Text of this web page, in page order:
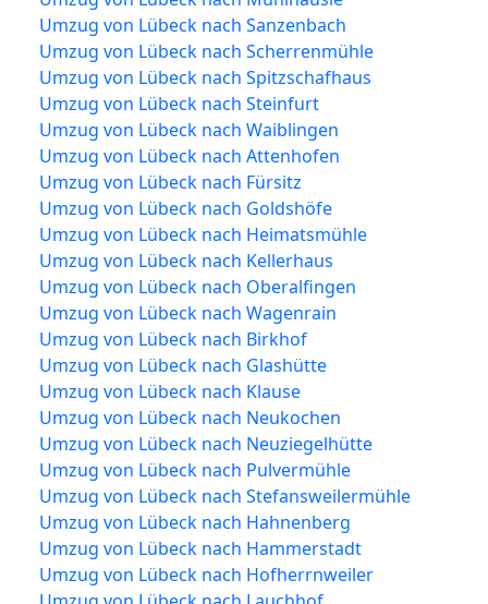
Umzug von Lübeck nach Sanzenbach
Umzug von Lübeck nach Scherrenmühle
Umzug von Lübeck nach Spitzschafhaus
Umzug von Lübeck nach Steinfurt
Umzug von Lübeck nach Waiblingen
Umzug von Lübeck nach Attenhofen
Umzug von Lübeck nach Fürsitz
Umzug von Lübeck nach Goldshöfe
Umzug von Lübeck nach Heimatsmühle
Umzug von Lübeck nach Kellerhaus
Umzug von Lübeck nach Oberalfingen
Umzug von Lübeck nach Wagenrain
Umzug von Lübeck nach Birkhof
Umzug von Lübeck nach Glashütte
Umzug von Lübeck nach Klause
Umzug von Lübeck nach Neukochen
Umzug von Lübeck nach Neuziegelhütte
Umzug von Lübeck nach Pulvermühle
Umzug von Lübeck nach Stefansweilermühle
Umzug von Lübeck nach Hahnenberg
Umzug von Lübeck nach Hammerstadt
Umzug von Lübeck nach Hofherrnweiler